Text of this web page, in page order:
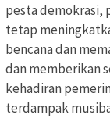
pesta demokrasi,
tetap
bencana dan
dan memberikan
kehadiran
terdampak